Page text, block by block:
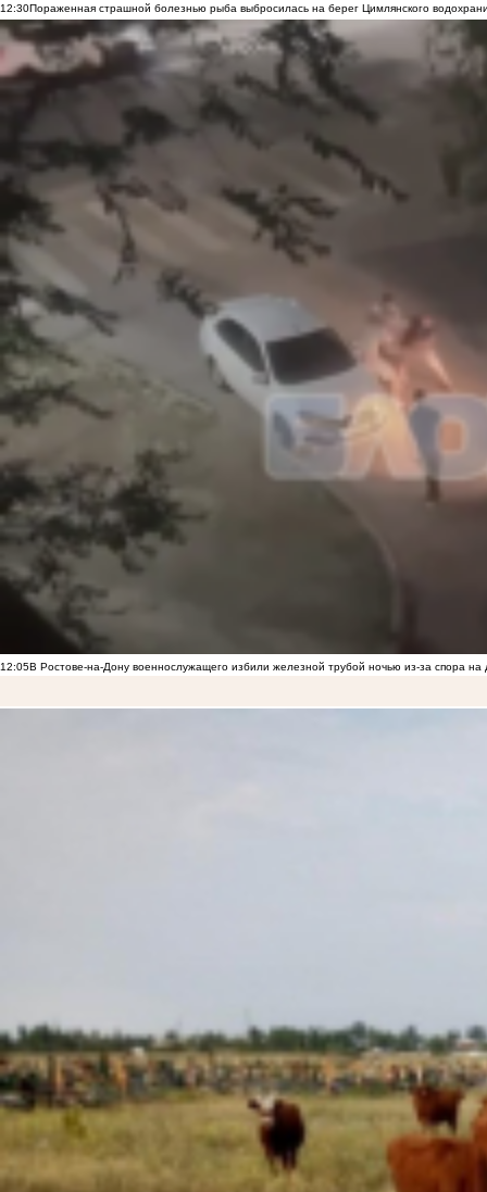
12:30Пораженная страшной болезнью рыба выбросилась на берег Цимлянского
12:05В Ростове-на-Дону военнослужащего избили железной трубой ночью из-за спора на